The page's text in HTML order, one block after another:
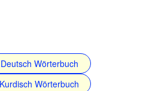
Wörterbuch
Wörterbuch